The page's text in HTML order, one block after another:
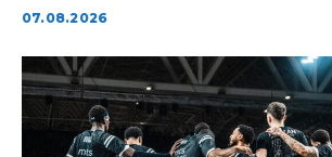
07.08.2026